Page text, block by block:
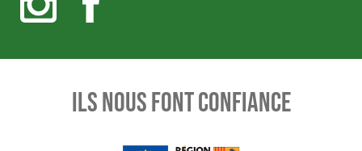
ILS NOUS FONT CONFIANCE